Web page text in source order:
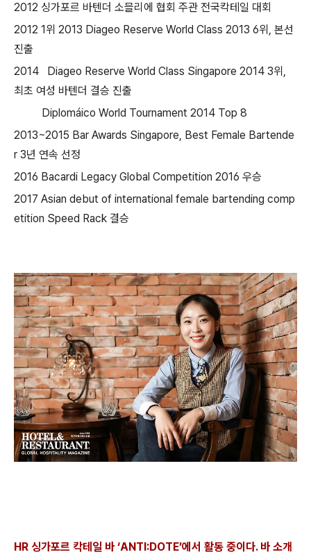
2012 싱가포르 바텐더 소믈리에 협회 주관 전국칵테일 대회
2012 1위 2013 Diageo Reserve World Class 2013 6위, 본선
진출
2014 Diageo Reserve World Class Singapore 2014 3위,
최초 여성 바텐더 결승 진출
Diplomáico World Tournament 2014 Top 8
2013~2015 Bar Awards Singapore, Best Female Bartende
r 3년 연속 선정
2016 Bacardi Legacy Global Competition 2016 우승
2017 Asian debut of international female bartending comp
etition Speed Rack 결승
HR 싱가포르 칵테일 바 ‘ANTI:DOTE’에서 활동 중이다. 바 소개